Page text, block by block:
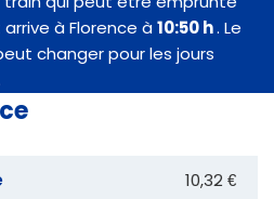
à Florence à10:50 h. Le
changer pour les jours
10,32 €